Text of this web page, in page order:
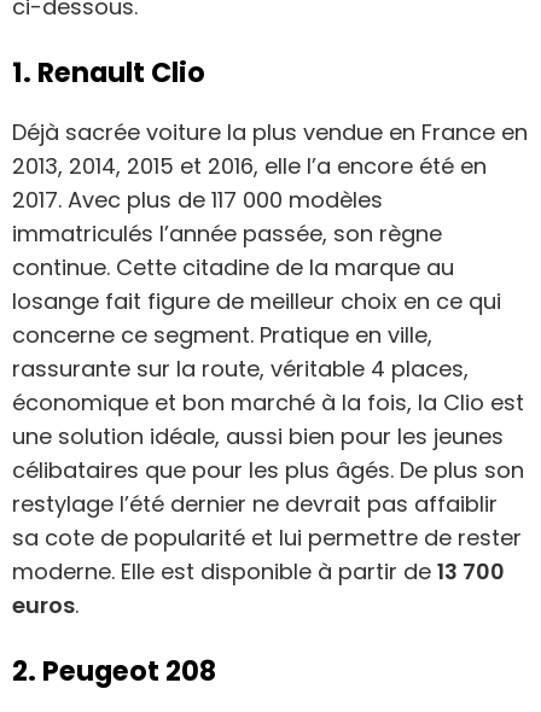
ci-dessous.
1. Renault Clio
Déjà sacrée voiture la plus vendue en France en
2013, 2014, 2015 et 2016, elle l’a encore été en
2017. Avec plus de 117 000 modèles
immatriculés l’année passée, son règne
continue. Cette citadine de la marque au
losange fait figure de meilleur choix en ce qui
concerne ce segment. Pratique en ville,
rassurante sur la route, véritable 4 places,
économique et bon marché à la fois, la Clio est
une solution idéale, aussi bien pour les jeunes
célibataires que pour les plus âgés. De plus son
restylage l’été dernier ne devrait pas affaiblir
sa cote de popularité et lui permettre de rester
moderne. Elle est disponible à partir de 13 700
euros.
2. Peugeot 208